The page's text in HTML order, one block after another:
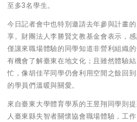
至多3名學生。
今日記者會中也特別邀請去年參與計畫
享。財團法人李勝賢文教基金會表示，
僅讓來職場體驗的同學知道非營利組織
有機會了解臺東在地文化；且雖然體驗
忙，像胡佳芊同學仍會利用空閒之餘回
的學員們溫暖與關愛。
來自臺東大學體育學系的王昱翔同學則
人臺東縣失智者關懷協會職場體驗，工